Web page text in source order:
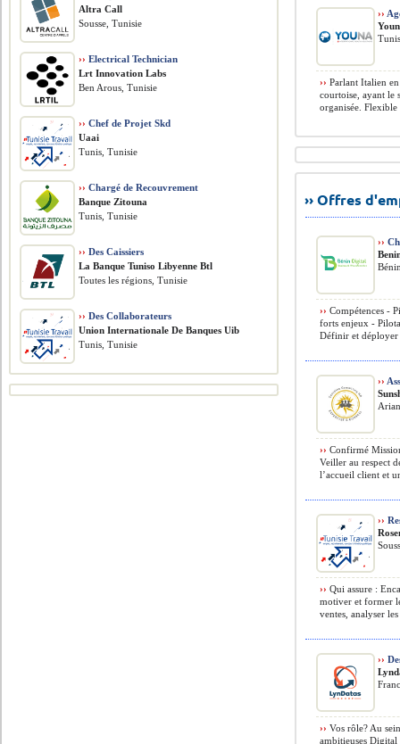
››
›› Parlant Italien
courtoise, ayant le
organisée. Flexible
›› Offres
››
›› Compétences -
forts enjeux -
Définir et
››
›› Confirmé
Veiller au respect
l’accueil client et
››
›› Qui assure :
motiver et former
ventes, analyser
››
›› Vos rôle? Au
ambitieuses
Altra Call
Sousse, Tunisie
›› Electrical Technician
Lrt Innovation Labs
Ben Arous, Tunisie
›› Chef de Projet Skd
Uaai
Tunis, Tunisie
›› Chargé de Recouvrement
Banque Zitouna
Tunis, Tunisie
›› Des Caissiers
La Banque Tuniso Libyenne Btl
Toutes les régions, Tunisie
›› Des Collaborateurs
Union Internationale De Banques Uib
Tunis, Tunisie